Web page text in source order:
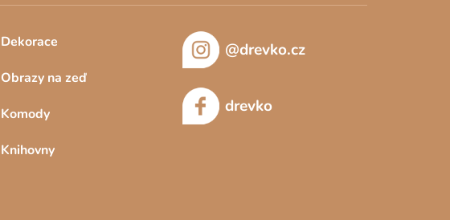
Dekorace
Obrazy na zeď
Komody
Knihovny
@drevko.cz
drevko